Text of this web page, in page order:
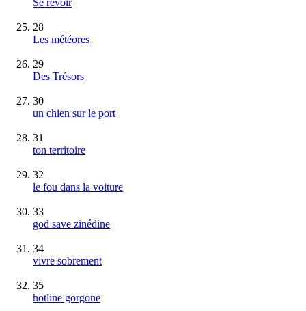
Se revoir
28
Les météores
29
Des Trésors
30
un chien sur le port
31
ton territoire
32
le fou dans la voiture
33
god save zinédine
34
vivre sobrement
35
hotline gorgone